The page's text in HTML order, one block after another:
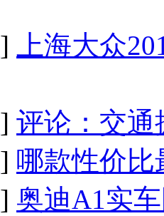
]
上海大众
] 评论：交通
] 哪款性价比
] 奥迪A1实